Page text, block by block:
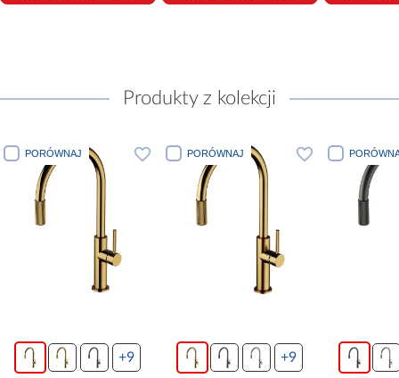
Produkty z kolekcji
PORÓWNAJ
+9
PORÓWNAJ
+9